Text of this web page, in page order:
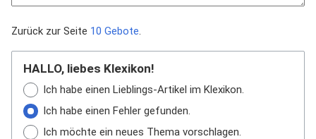
Zurück zur Seite 10 Gebote.
HALLO, liebes Klexikon!
Ich habe einen Lieblings-Artikel im Klexikon.
Ich habe einen Fehler gefunden.
Ich möchte ein neues Thema vorschlagen.